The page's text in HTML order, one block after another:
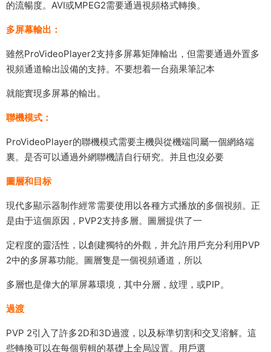
的流暢度。AVI或MPEG2需要通過視頻格式轉換。
多屏幕輸出：
雖然ProVideoPlayer2支持多屏幕矩陣輸出，但需要通過外置多
視頻通道輸出設備的支持。不要想着一台蘋果筆記本
就能實現多屏幕的輸出。
聯機模式：
ProVideoPlayer的聯機模式需要主機與從機端同屬一個網絡端
裏。是否可以通過外網聯機請自行研究。并且也沒必要
圖層和目标
現代多顯示器制作經常需要使用以各種方式播放的多個視頻。正
是由于這個原因，PVP2支持多層。圖層提供了一
定程度的靈活性，以創建獨特的外觀，并允許用戶充分利用PVP
2中的多屏幕功能。圖層隻是一個視頻通道，所以
多層也是偉大的單屏幕環境，其中分層，紋理，或PIP。
過渡
PVP 2引入了許多2D和3D過渡，以及标準切割和交叉溶解。這
些轉換可以在每個剪輯的基礎上全局設置。用戶選